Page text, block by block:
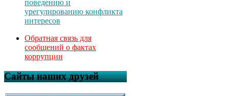
поведению и
урегулированию конфликта
интересов
Обратная связь для
сообщений о фактах
коррупции
Сайты наших друзей